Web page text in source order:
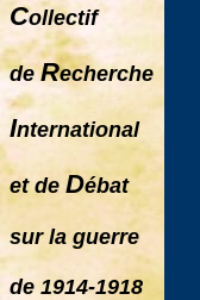
Collectif
deRecherche
International
et de Débat
sur la guerre
de 1914-1918